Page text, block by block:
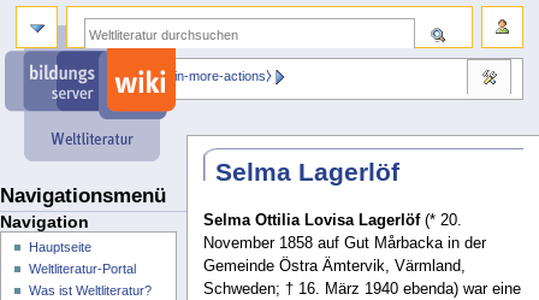
Selma Lagerlöf
Selma Ottilia Lovisa Lagerlöf(* 20.
November 1858 auf Gut Mårbacka in der
Gemeinde Östra Ämtervik, Värmland,
Schweden; † 16. März 1940 ebenda) war eine
Navigationsmenü
⧼dbsskin-more-actions⧽
Navigation
Hauptseite
Weltliteratur-Portal
Was ist Weltliteratur?